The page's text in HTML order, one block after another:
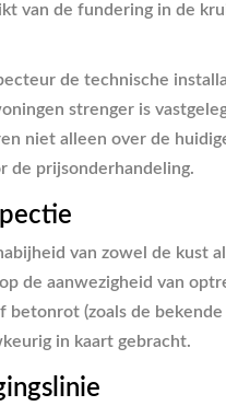
van de fundering in de
de technische
strenger is
niet alleen over de
de prijsonderhandeling.
van zowel de kust
de aanwezigheid van
betonrot (zoals de
in kaart gebracht.